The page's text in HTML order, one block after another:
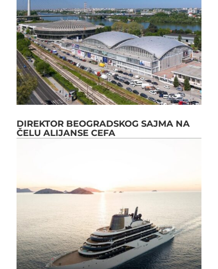
DIREKTOR BEOGRADSKOG SAJMA NA
ČELU ALIJANSE CEFA